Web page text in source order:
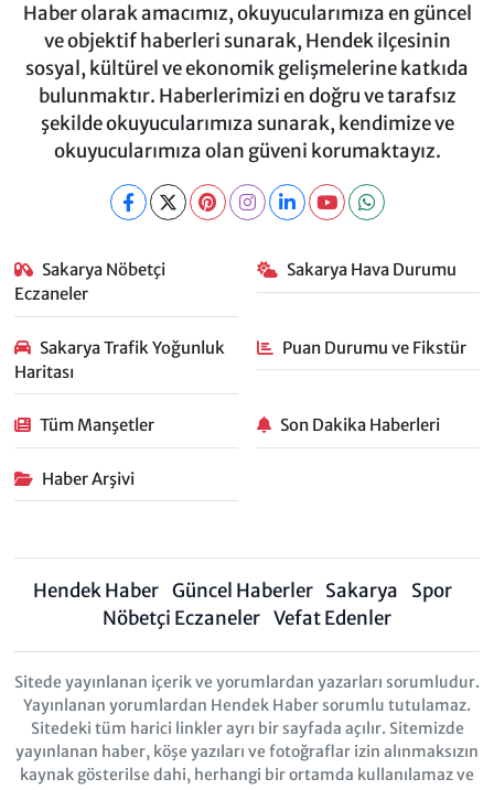
Haber olarak amacımız, okuyucularımıza en güncel
ve objektif haberleri sunarak, Hendek ilçesinin
sosyal, kültürel ve ekonomik gelişmelerine katkıda
bulunmaktır. Haberlerimizi en doğru ve tarafsız
şekilde okuyucularımıza sunarak, kendimize ve
okuyucularımıza olan güveni korumaktayız.
Sakarya Nöbetçi
Eczaneler
Sakarya Hava Durumu
Sakarya Trafik Yoğunluk
Haritası
Puan Durumu ve Fikstür
Tüm Manşetler Son Dakika Haberleri
Haber Arşivi
Hendek Haber Güncel Haberler Sakarya
Spor
Nöbetçi Eczaneler Vefat Edenler
Sitede yayınlanan içerik ve yorumlardan yazarları sorumludur.
Yayınlanan yorumlardan Hendek Haber sorumlu tutulamaz.
Sitedeki tüm harici linkler ayrı bir sayfada açılır. Sitemizde
yayınlanan haber, köşe yazıları ve fotoğraflar izin alınmaksızın
kaynak gösterilse dahi, herhangi bir ortamda kullanılamaz ve